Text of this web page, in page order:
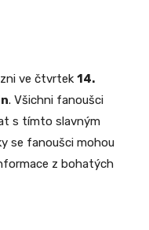
ve čtvrtek 14.
. Všichni fanoušci
s tímto slavným
se fanoušci mohou
z bohatých